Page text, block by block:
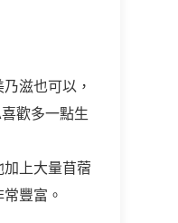
滋也可以，
歡多一點生
上大量苜蓿
豐富。